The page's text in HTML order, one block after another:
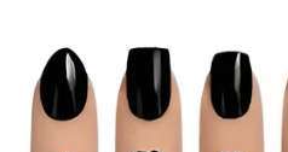
Mnogi će želeti vaše društvo,
uspeće da probudi nešto
Ako ste zauzeti, partner može